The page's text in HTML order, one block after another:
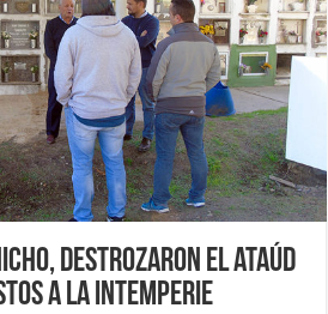
destrozaron el ataúd
a la intemperie